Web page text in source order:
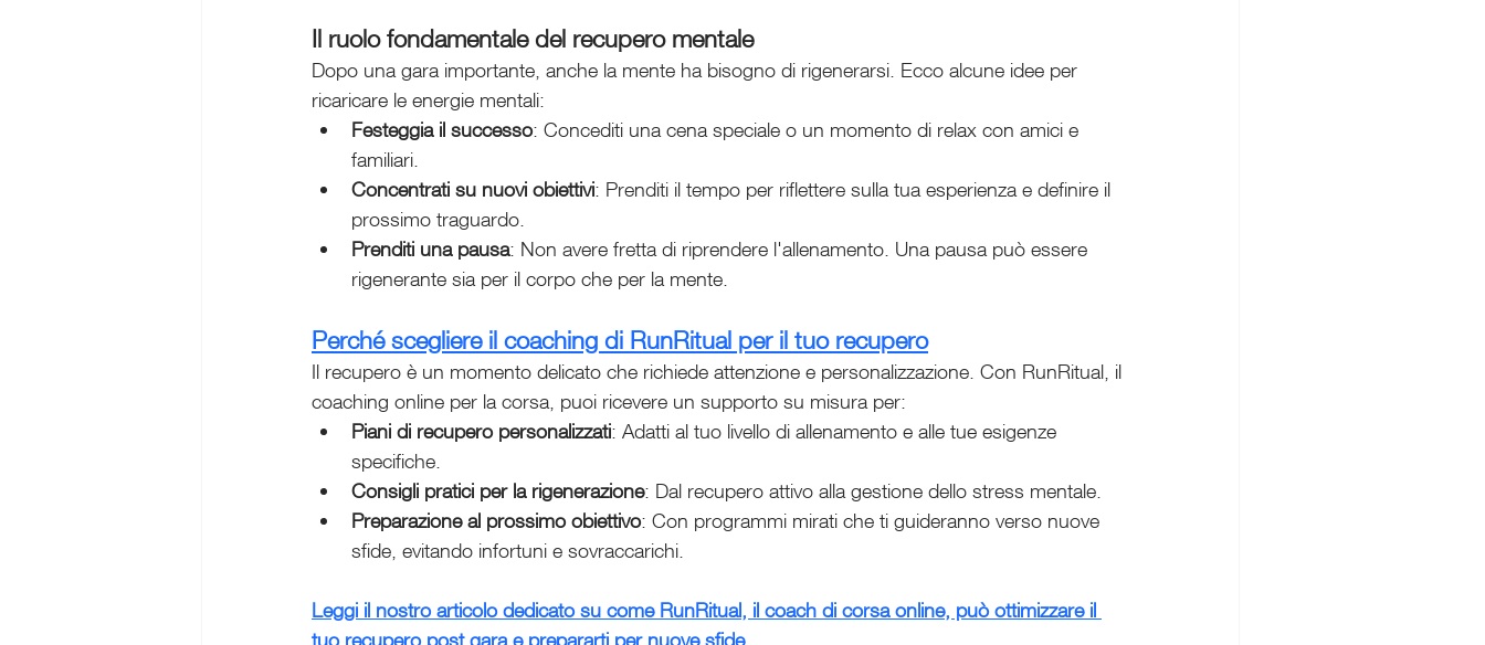
Il ruolo fondamentale del recupero mentale
Dopo una gara importante, anche la mente ha bisogno di rigenerarsi. Ecco alcune idee per
ricaricare le energie mentali:
Festeggia il successo: Concediti una cena speciale o un momento di relax con amici e
familiari.
Concentrati su nuovi obiettivi: Prenditi il tempo per riflettere sulla tua esperienza e definire il
prossimo traguardo.
Prenditi una pausa: Non avere fretta di riprendere l'allenamento. Una pausa può essere
rigenerante sia per il corpo che per la mente.
Perché scegliere il coaching di RunRitual per il tuo recupero
Il recupero è un momento delicato che richiede attenzione e personalizzazione. Con RunRitual, il
coaching online per la corsa, puoi ricevere un supporto su misura per:
Piani di recupero personalizzati: Adatti al tuo livello di allenamento e alle tue esigenze
specifiche.
Consigli pratici per la rigenerazione: Dal recupero attivo alla gestione dello stress mentale.
Preparazione al prossimo obiettivo: Con programmi mirati che ti guideranno verso nuove
sfide, evitando infortuni e sovraccarichi.
Leggi il nostro articolo dedicato su come RunRitual, il coach di corsa online, può ottimizzare il
tuo recupero post gara e prepararti per nuove sfide